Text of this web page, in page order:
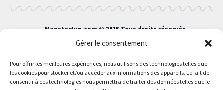
Gérer le consentement
Pour offrir les meilleures expériences, nous utilisons des technologies telles que
les cookies pour stocker et/ou accéder aux informations des appareils. Le fait de
consentir à ces technologies nous permettra de traiter des données telles que le
Magstartup.com © 2025 Tous droits réservés.